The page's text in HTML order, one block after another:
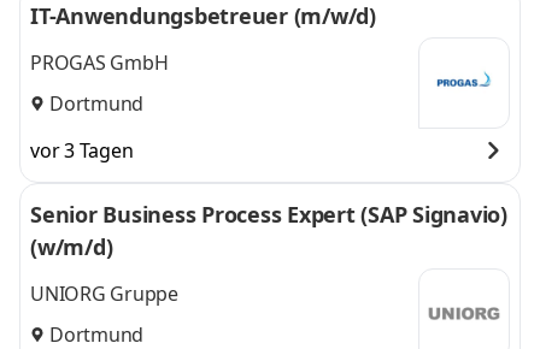
IT-Anwendungsbetreuer (m/w/d)
PROGAS GmbH
Dortmund
vor 3 Tagen
Senior Business Process Expert (SAP Signavio)
(w/m/d)
UNIORG Gruppe
Dortmund